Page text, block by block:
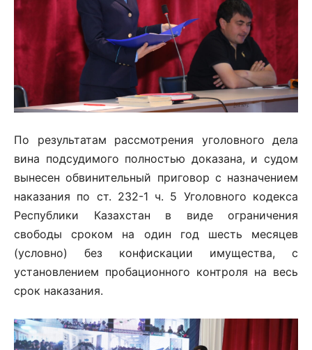
По результатам рассмотрения уголовного дела
вина подсудимого полностью доказана, и судом
вынесен обвинительный приговор с назначением
наказания по ст. 232-1 ч. 5 Уголовного кодекса
Республики Казахстан в виде ограничения
свободы сроком на один год шесть месяцев
(условно) без конфискации имущества, с
установлением пробационного контроля на весь
срок наказания.